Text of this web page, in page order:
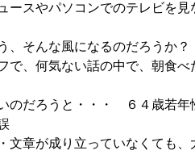
ースやパソコンでのテレビを
、そんな風になるのだろうか？
で、何気ない話の中で、朝食べ
のだろうと・・・ ６４歳若年
文章が成り立っていなくても、